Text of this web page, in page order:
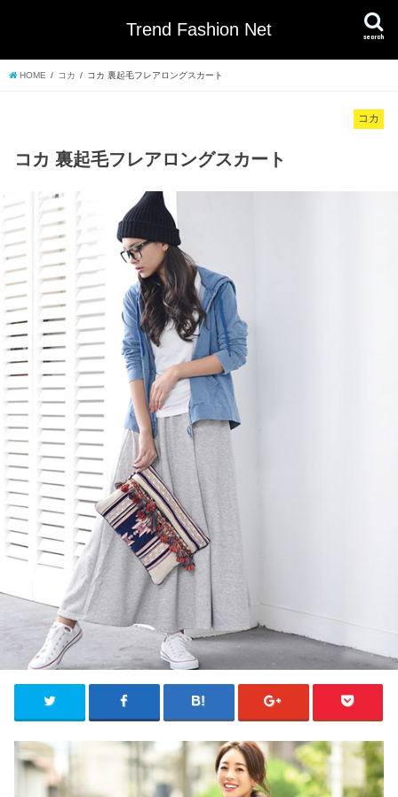
Trend Fashion Net search
HOME コカ コカ 裏起毛フレアロングスカート
コカ
コカ 裏起毛フレアロングスカート